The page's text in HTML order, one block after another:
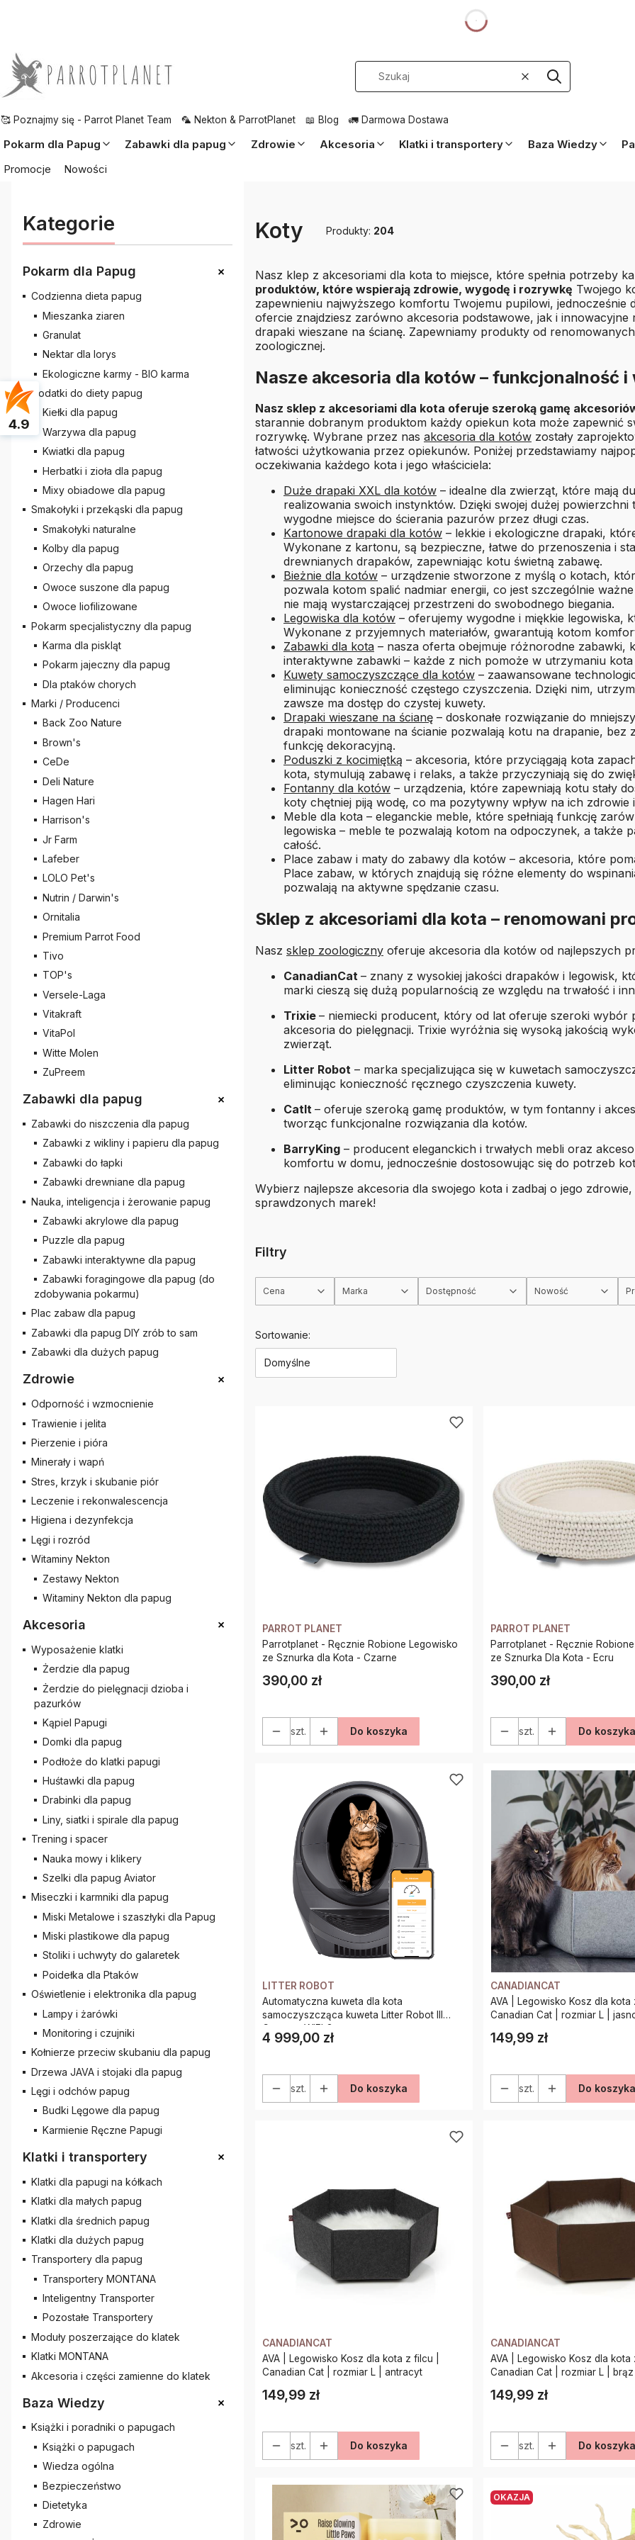
WyczyśćSzukaj
🥰 Poznajmy się - Parrot Planet Team 🦜 Nekton & ParrotPlanet 📖 Blog 🚛 Darmowa Dostawa
Pokarm dla Papug Zabawki dla papug Zdrowie Akcesoria Klatki i transportery Baza Wiedzy
Promocje
Nowości
Kategorie
Pokarm dla Papug +
Codzienna dieta papug
Mieszanka ziaren
Granulat
Nektar dla lorys
Ekologiczne karmy - BIO karma
Dodatki do diety papug
Kiełki dla papug
Warzywa dla papug
Kwiatki dla papug
Herbatki i zioła dla papug
Mixy obiadowe dla papug
Smakołyki i przekąski dla papug
Smakołyki naturalne
Kolby dla papug
Orzechy dla papug
Owoce suszone dla papug
Owoce liofilizowane
Pokarm specjalistyczny dla papug
Karma dla piskląt
Pokarm jajeczny dla papug
Dla ptaków chorych
Marki / Producenci
Back Zoo Nature
Brown's
CeDe
Deli Nature
Hagen Hari
Harrison's
Jr Farm
Lafeber
LOLO Pet's
Nutrin / Darwin's
Ornitalia
Premium Parrot Food
Tivo
TOP's
Versele-Laga
Vitakraft
VitaPol
Witte Molen
ZuPreem
Zabawki dla papug +
Zabawki do niszczenia dla papug
Zabawki z wikliny i papieru dla papug
Zabawki do łapki
Zabawki drewniane dla papug
Nauka, inteligencja i żerowanie papug
Zabawki akrylowe dla papug
Puzzle dla papug
Zabawki interaktywne dla papug
Zabawki foragingowe dla papug (do
zdobywania pokarmu)
Plac zabaw dla papug
Zabawki dla papug DIY zrób to sam
Zabawki dla dużych papug
Zdrowie +
Odporność i wzmocnienie
Trawienie i jelita
Pierzenie i pióra
Minerały i wapń
Stres, krzyk i skubanie piór
Leczenie i rekonwalescencja
Higiena i dezynfekcja
Lęgi i rozród
Witaminy Nekton
Zestawy Nekton
Witaminy Nekton dla papug
Akcesoria +
Wyposażenie klatki
Żerdzie dla papug
Żerdzie do pielęgnacji dzioba i
pazurków
Kąpiel Papugi
Domki dla papug
Podłoże do klatki papugi
Huśtawki dla papug
Drabinki dla papug
Liny, siatki i spirale dla papug
Trening i spacer
Nauka mowy i klikery
Szelki dla papug Aviator
Miseczki i karmniki dla papug
Miski Metalowe i szaszłyki dla Papug
Miski plastikowe dla papug
Stoliki i uchwyty do galaretek
Poidełka dla Ptaków
Oświetlenie i elektronika dla papug
Lampy i żarówki
Monitoring i czujniki
Kołnierze przeciw skubaniu dla papug
Drzewa JAVA i stojaki dla papug
Lęgi i odchów papug
Budki Lęgowe dla papug
Karmienie Ręczne Papugi
Klatki i transportery +
Klatki dla papugi na kółkach
Klatki dla małych papug
Klatki dla średnich papug
Klatki dla dużych papug
Transportery dla papug
Transportery MONTANA
Inteligentny Transporter
Pozostałe Transportery
Moduły poszerzające do klatek
Klatki MONTANA
Akcesoria i części zamienne do klatek
Baza Wiedzy +
Książki i poradniki o papugach
Książki o papugach
Wiedza ogólna
Bezpieczeństwo
Dietetyka
Zdrowie
Koty Produkty: 204
Nasz klep z akcesoriami dla kota to miejsce, które spełnia potrzeby
produktów, które wspierają zdrowie, wygodę i rozrywkę Twojego
zapewnieniu najwyższego komfortu Twojemu pupilowi,
ofercie znajdziesz zarówno akcesoria podstawowe, jak i
drapaki wieszane na ścianę. Zapewniamy produkty od
zoologicznej.
Nasze akcesoria dla kotów – funkcjonalność i
Nasz sklep z akcesoriami dla kota oferuje szeroką gamę
starannie dobranym produktom każdy opiekun kota może zapewnić
rozrywkę. Wybrane przez nas akcesoria dla kotów zostały
łatwości użytkowania przez opiekunów. Poniżej przedstawiamy
oczekiwania każdego kota i jego właściciela:
Duże drapaki XXL dla kotów – idealne dla zwierząt, które mają
realizowania swoich instynktów. Dzięki swojej dużej
wygodne miejsce do ścierania pazurów przez długi czas.
Kartonowe drapaki dla kotów – lekkie i ekologiczne drapaki,
Wykonane z kartonu, są bezpieczne, łatwe do przenoszenia i
drewnianych drapaków, zapewniając kotu świetną zabawę.
Bieżnie dla kotów – urządzenie stworzone z myślą o kotach,
pozwala kotom spalić nadmiar energii, co jest szczególnie
nie mają wystarczającej przestrzeni do swobodnego biegania.
Legowiska dla kotów – oferujemy wygodne i miękkie legowiska,
Wykonane z przyjemnych materiałów, gwarantują kotom
Zabawki dla kota – nasza oferta obejmuje różnorodne zabawki,
interaktywne zabawki – każde z nich pomoże w utrzymaniu
Kuwety samoczyszczące dla kotów – zaawansowane
eliminując konieczność częstego czyszczenia. Dzięki nim,
zawsze ma dostęp do czystej kuwety.
Drapaki wieszane na ścianę – doskonałe rozwiązanie do
drapaki montowane na ścianie pozwalają kotu na drapanie, bez
funkcję dekoracyjną.
Poduszki z kocimiętką – akcesoria, które przyciągają kota
kota, stymulują zabawę i relaks, a także przyczyniają się do
Fontanny dla kotów – urządzenia, które zapewniają kotu stały
koty chętniej piją wodę, co ma pozytywny wpływ na ich
Meble dla kota – eleganckie meble, które spełniają funkcję
legowiska – meble te pozwalają kotom na odpoczynek, a
całość.
Place zabaw i maty do zabawy dla kotów – akcesoria, które
Place zabaw, w których znajdują się różne elementy do
pozwalają na aktywne spędzanie czasu.
Sklep z akcesoriami dla kota – renomowani
Nasz sklep zoologiczny oferuje akcesoria dla kotów od najlepszych
CanadianCat – znany z wysokiej jakości drapaków i legowisk,
marki cieszą się dużą popularnością ze względu na trwałość i
Trixie – niemiecki producent, który od lat oferuje szeroki
akcesoria do pielęgnacji. Trixie wyróżnia się wysoką jakością
zwierząt.
Litter Robot – marka specjalizująca się w kuwetach
eliminując konieczność ręcznego czyszczenia kuwety.
CatIt – oferuje szeroką gamę produktów, w tym fontanny i
tworząc funkcjonalne rozwiązania dla kotów.
BarryKing – producent eleganckich i trwałych mebli oraz
komfortu w domu, jednocześnie dostosowując się do potrzeb
Wybierz najlepsze akcesoria dla swojego kota i zadbaj o jego
sprawdzonych marek!
Filtry
Cena Marka Dostępność Nowość
Lista produktów
Sortowanie:
Domyślne
PARROT PLANET
Parrotplanet - Ręcznie Robione Legowisko
ze Sznurka dla Kota - Czarne
Cena
390,00 zł
szt. Do koszyka
PARROT PLANET
Parrotplanet - Ręcznie
ze Sznurka Dla Kota - Ecru
Cena
390,00 zł
szt. Do
LITTER ROBOT
Automatyczna kuweta dla kota
samoczyszcząca kuweta Litter Robot III
Connect WIFI Grey
Cena
4 999,00 zł
szt. Do koszyka
CANADIANCAT
AVA | Legowisko Kosz dla
Canadian Cat
Cena
149,99 zł
szt. Do
CANADIANCAT
AVA | Legowisko Kosz dla kota z filcu |
Canadian Cat | rozmiar L | antracyt
Cena
149,99 zł
szt. Do koszyka
CANADIANCAT
AVA | Legowisko Kosz dla
Canadian Cat | rozmiar L | brąz
Cena
149,99 zł
szt. Do
OKAZJA
4.9